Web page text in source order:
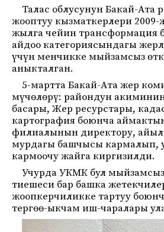
Талас облусунун Бакай-Ата
жооптуу кызматкерлери
жылга чейин трансформация
айдоо категориясындагы
үчүн менчикке мыйзамсыз
аныкталган.
5-мартта Бакай-Ата жер
мүчөлөрү: райондун
басары, Жер ресурстары,
картография боюнча
филиалынын директору,
мурдагы башчысы кармалып,
кармоочу жайга киргизилди.
Учурда УКМК бул мыйзамсыз
тиешеси бар башка
жоопкерчиликке тартуу
тергөө-ыкчам иш-чаралары